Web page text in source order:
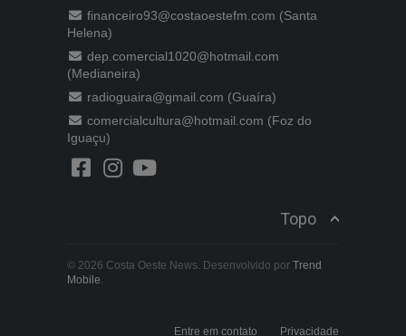
financeiro93@costaoestefm.com (Santa
Helena)
dep.comercial1020@hotmail.com
(Medianeira)
radioguaira@gmail.com (Guaíra)
comercialcultura@hotmail.com (Foz do
Iguaçu)
Topo
© 2026 Costa Oeste News. Desenvolvido por Trend
Mobile.
Entre em contato Privacidade